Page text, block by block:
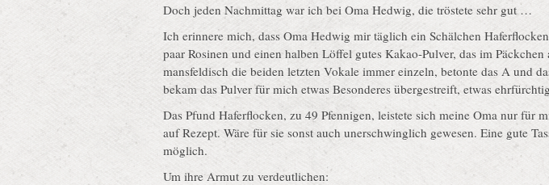
Doch jeden Nachmittag war ich bei Oma Hedwig, die tröstete sehr gut …
Ich erinnere mich, dass Oma Hedwig mir täglich ein Schälchen
paar Rosinen und einen halben Löffel gutes Kakao-Pulver, das im
mansfeldisch die beiden letzten Vokale immer einzeln, betonte das A und
bekam das Pulver für mich etwas Besonderes übergestreift, etwas
Das Pfund Haferflocken, zu 49 Pfennigen, leistete sich meine Oma nur für
auf Rezept. Wäre für sie sonst auch unerschwinglich gewesen. Eine gute
möglich.
Um ihre Armut zu verdeutlichen: